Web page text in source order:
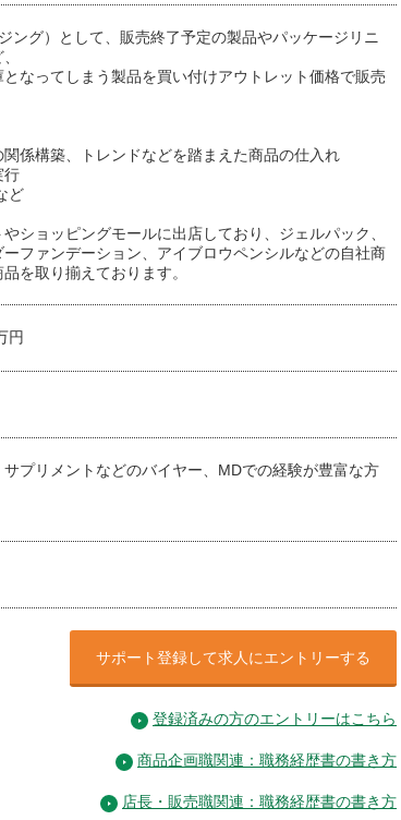
ング）として、販売終了予定の製品やパッケージリニ
なってしまう製品を買い付けアウトレット価格で販売
関係構築、トレンドなどを踏まえた商品の仕入れ
行
ど
ショッピングモールに出店しており、ジェルパック、
ーファンデーション、アイブロウペンシルなどの自社商
を取り揃えております。
円
サプリメントなどのバイヤー、MDでの経験が豊富な方
サポート登録して求人にエントリーする
登録済みの方のエントリーはこちら
商品企画職関連：職務経歴書の書き方
店長・販売職関連：職務経歴書の書き方